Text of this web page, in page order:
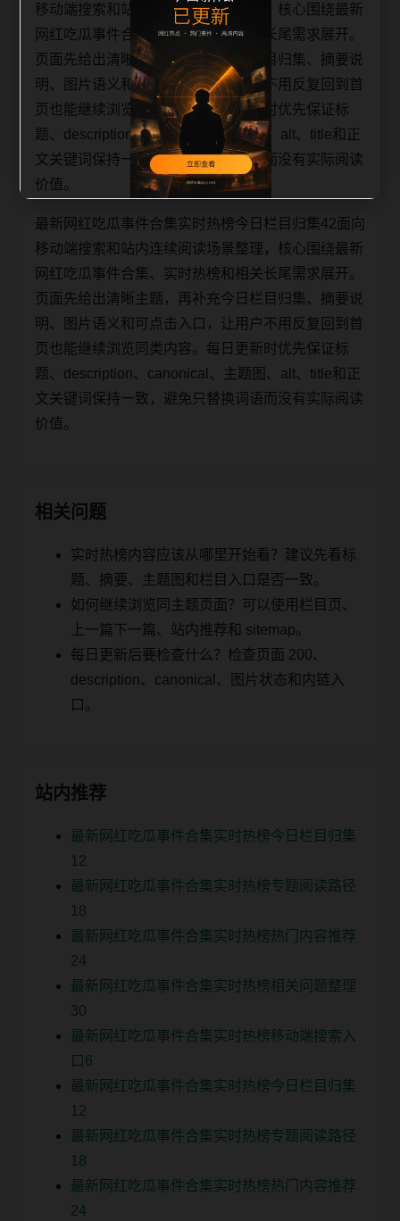
移动端搜索和站内连续阅读场景整理，核心围绕最新
网红吃瓜事件合集、实时热榜和相关长尾需求展开。
页面先给出清晰主题，再补充今日栏目归集、摘要说
明、图片语义和可点击入口，让用户不用反复回到首
页也能继续浏览同类内容。每日更新时优先保证标
题、description、canonical、主题图、alt、title和正
文关键词保持一致，避免只替换词语而没有实际阅读
价值。
最新网红吃瓜事件合集实时热榜今日栏目归集42面向
移动端搜索和站内连续阅读场景整理，核心围绕最新
网红吃瓜事件合集、实时热榜和相关长尾需求展开。
页面先给出清晰主题，再补充今日栏目归集、摘要说
明、图片语义和可点击入口，让用户不用反复回到首
页也能继续浏览同类内容。每日更新时优先保证标
题、description、canonical、主题图、alt、title和正
文关键词保持一致，避免只替换词语而没有实际阅读
价值。
相关问题
实时热榜内容应该从哪里开始看？建议先看标
题、摘要、主题图和栏目入口是否一致。
如何继续浏览同主题页面？可以使用栏目页、
上一篇下一篇、站内推荐和 sitemap。
每日更新后要检查什么？检查页面 200、
description、canonical、图片状态和内链入
口。
站内推荐
最新网红吃瓜事件合集实时热榜今日栏目归集
12
最新网红吃瓜事件合集实时热榜专题阅读路径
18
最新网红吃瓜事件合集实时热榜热门内容推荐
24
最新网红吃瓜事件合集实时热榜相关问题整理
30
最新网红吃瓜事件合集实时热榜移动端搜索入
口6
最新网红吃瓜事件合集实时热榜今日栏目归集
12
最新网红吃瓜事件合集实时热榜专题阅读路径
18
最新网红吃瓜事件合集实时热榜热门内容推荐
24